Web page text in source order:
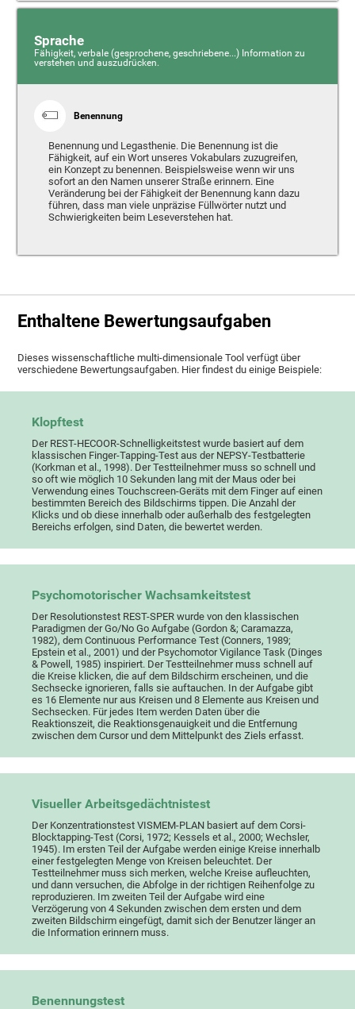
Sprache
Fähigkeit, verbale (gesprochene, geschriebene...) Information zu
verstehen und auszudrücken.
Benennung
Benennung und Legasthenie. Die Benennung ist die
Fähigkeit, auf ein Wort unseres Vokabulars zuzugreifen,
ein Konzept zu benennen. Beispielsweise wenn wir uns
sofort an den Namen unserer Straße erinnern. Eine
Veränderung bei der Fähigkeit der Benennung kann dazu
führen, dass man viele unpräzise Füllwörter nutzt und
Schwierigkeiten beim Leseverstehen hat.
Enthaltene Bewertungsaufgaben
Dieses wissenschaftliche multi-dimensionale Tool verfügt über
verschiedene Bewertungsaufgaben. Hier findest du einige Beispiele:
Klopftest
Der REST-HECOOR-Schnelligkeitstest wurde basiert auf dem
klassischen Finger-Tapping-Test aus der NEPSY-Testbatterie
(Korkman et al., 1998). Der Testteilnehmer muss so schnell und
so oft wie möglich 10 Sekunden lang mit der Maus oder bei
Verwendung eines Touchscreen-Geräts mit dem Finger auf einen
bestimmten Bereich des Bildschirms tippen. Die Anzahl der
Klicks und ob diese innerhalb oder außerhalb des festgelegten
Bereichs erfolgen, sind Daten, die bewertet werden.
Psychomotorischer Wachsamkeitstest
Der Resolutionstest REST-SPER wurde von den klassischen
Paradigmen der Go/No Go Aufgabe (Gordon &; Caramazza,
1982), dem Continuous Performance Test (Conners, 1989;
Epstein et al., 2001) und der Psychomotor Vigilance Task (Dinges
& Powell, 1985) inspiriert. Der Testteilnehmer muss schnell auf
die Kreise klicken, die auf dem Bildschirm erscheinen, und die
Sechsecke ignorieren, falls sie auftauchen. In der Aufgabe gibt
es 16 Elemente nur aus Kreisen und 8 Elemente aus Kreisen und
Sechsecken. Für jedes Item werden Daten über die
Reaktionszeit, die Reaktionsgenauigkeit und die Entfernung
zwischen dem Cursor und dem Mittelpunkt des Ziels erfasst.
Visueller Arbeitsgedächtnistest
Der Konzentrationstest VISMEM-PLAN basiert auf dem Corsi-
Blocktapping-Test (Corsi, 1972; Kessels et al., 2000; Wechsler,
1945). Im ersten Teil der Aufgabe werden einige Kreise innerhalb
einer festgelegten Menge von Kreisen beleuchtet. Der
Testteilnehmer muss sich merken, welche Kreise aufleuchten,
und dann versuchen, die Abfolge in der richtigen Reihenfolge zu
reproduzieren. Im zweiten Teil der Aufgabe wird eine
Verzögerung von 4 Sekunden zwischen dem ersten und dem
zweiten Bildschirm eingefügt, damit sich der Benutzer länger an
die Information erinnern muss.
Benennungstest